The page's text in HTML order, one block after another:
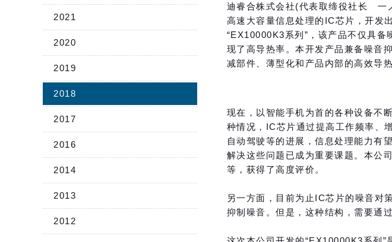
迪睿合株式会社(代表取缔役社长 一
高速大容量信息处理的IC芯片，开
“EX10000K3系列”，该产品不仅具
现了高导热率。本开发产品兼备噪音
减部件、薄型化和产品内部的高效导热
现在，以智能手机为首的各种设备不
种情况，IC芯片通过提高工作频率、
自动驾驶等的进展，信息处理能力有
解决这些问题已成为重要课题。本公
等，获得了高度评价。
另一方面，目前为止IC芯片的噪音对
抑制噪音。但是，这种结构，需要通
2021
2020
2019
2018
2017
2016
2014
2013
2012